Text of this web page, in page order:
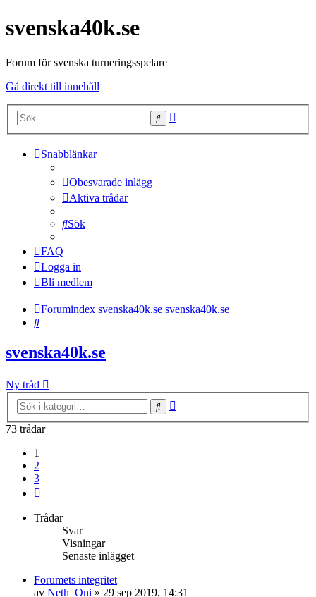
svenska40k.se
Forum för svenska turneringsspelare
Gå direkt till innehåll
Sök
Snabblänkar
Obesvarade inlägg
Aktiva trådar
Sök
FAQ
Logga in
Bli medlem
Forumindex svenska40k.se svenska40k.se
Sök
svenska40k.se
Ny tråd
Sök
73 trådar
1
2
3
Trådar
Svar
Visningar
Senaste inlägget
Forumets integritet
av Neth_Oni » 29 sep 2019, 14:31